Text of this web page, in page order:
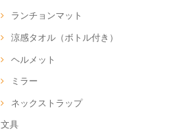
ランチョンマット
涼感タオル（ボトル付き）
ヘルメット
ミラー
ネックストラップ
文具